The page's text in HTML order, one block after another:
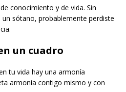
conocimiento y de vida. Sin
sótano, probablemente perdiste
un cuadro
tu vida hay una armonía
armonía contigo mismo y con